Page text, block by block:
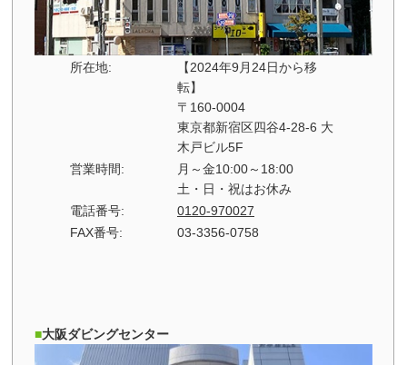
所在地:
【2024年9月24日から移
転】
〒160-0004
東京都新宿区四谷4-28-6 大
木戸ビル5F
営業時間:
月～金10:00～18:00
土・日・祝はお休み
電話番号:
0120-970027
FAX番号:
03-3356-0758
大阪ダビングセンター